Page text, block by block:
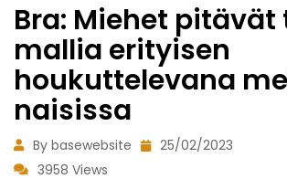
Bra: Miehet pitävät
mallia erityisen
houkuttelevana
naisissa
By basewebsite
25/02/2023
3958 Views